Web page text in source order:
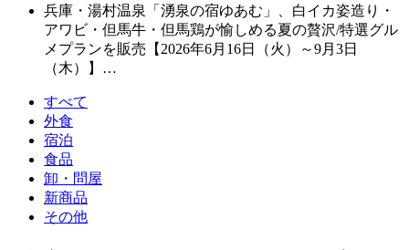
兵庫・湯村温泉「湧泉の宿ゆあむ」、白イカ姿造り・
アワビ・但馬牛・但馬鶏が愉しめる夏の贅沢/特選グル
メプランを販売【2026年6月16日（火）～9月3日
（木）】…
すべて
外食
宿泊
食品
卸・問屋
新商品
その他